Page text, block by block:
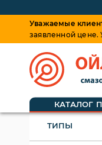
Уважаемые
заявленной цене.
КАТАЛОГ
ТИПЫ